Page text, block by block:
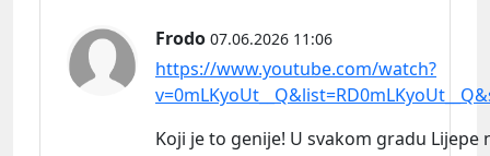
Frodo 07.06.2026 11:06
https://www.youtube.com/watch?
Koji je to genije! U svakom gradu Lijepe